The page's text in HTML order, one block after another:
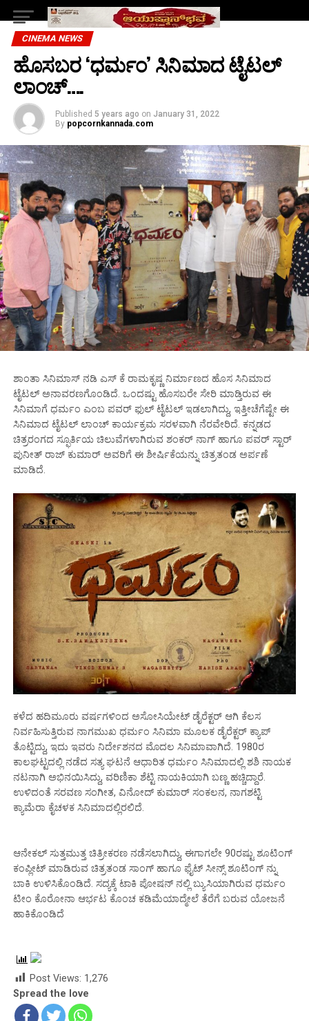
CINEMA NEWS
ಹೊಸಬರ ‘ಧರ್ಮಂ’ ಸಿನಿಮಾದ ಟೈಟಲ್
ಲಾಂಚ್….
Published 5 years ago on January 31, 2022
By popcornkannada.com
ಶಾಂತಾ ಸಿನಿಮಾಸ್ ನಡಿ ಎಸ್ ಕೆ ರಾಮಕೃಷ್ಣ ನಿರ್ಮಾಣದ ಹೊಸ ಸಿನಿಮಾದ
ಟೈಟಲ್ ಅನಾವರಣಗೊಂಡಿದೆ. ಒಂದಷ್ಟು ಹೊಸಬರೇ ಸೇರಿ ಮಾಡ್ತಿರುವ ಈ
ಸಿನಿಮಾಗೆ ಧರ್ಮಂ ಎಂಬ ಪವರ್ ಫುಲ್ ಟೈಟಲ್ ಇಡಲಾಗಿದ್ದು, ಇತ್ತೀಚೆಗೆಷ್ಟೇ ಈ
ಸಿನಿಮಾದ ಟೈಟಲ್ ಲಾಂಚ್ ಕಾರ್ಯಕ್ರಮ ಸರಳವಾಗಿ ನೆರವೇರಿದೆ. ಕನ್ನಡದ
ಚಿತ್ರರಂಗದ ಸ್ಫೂರ್ತಿಯ ಚಿಲುವೆಗಳಾಗಿರುವ ಶಂಕರ್ ನಾಗ್ ಹಾಗೂ ಪವರ್ ಸ್ಟಾರ್
ಪುನೀತ್ ರಾಜ್ ಕುಮಾರ್ ಅವರಿಗೆ ಈ ಶೀರ್ಷಿಕೆಯನ್ನು ಚಿತ್ರತಂಡ ಅರ್ಪಣೆ
ಮಾಡಿದೆ.
ಕಳೆದ ಹದಿಮೂರು ವರ್ಷಗಳಿಂದ ಅಸೋಸಿಯೇಟ್ ಡೈರೆಕ್ಟರ್ ಆಗಿ ಕೆಲಸ
ನಿರ್ವಹಿಸುತ್ತಿರುವ ನಾಗಮುಖ ಧರ್ಮಂ ಸಿನಿಮಾ ಮೂಲಕ ಡೈರೆಕ್ಟರ್ ಕ್ಯಾಪ್
ತೊಟ್ಟಿದ್ದು, ಇದು ಇವರು ನಿರ್ದೇಶನದ ಮೊದಲ ಸಿನಿಮಾವಾಗಿದೆ. 1980ರ
ಕಾಲಘಟ್ಟದಲ್ಲಿ ನಡೆದ ಸತ್ಯ ಘಟನೆ ಆಧಾರಿತ ಧರ್ಮಂ ಸಿನಿಮಾದಲ್ಲಿ ಶಶಿ ನಾಯಕ
ನಟನಾಗಿ ಅಭಿನಯಿಸಿದ್ದು, ವರಿಣಿಕಾ ಶೆಟ್ಟಿ ನಾಯಕಿಯಾಗಿ ಬಣ್ಣ ಹಚ್ಚಿದ್ದಾರೆ.
ಉಳಿದಂತೆ ಸರವಣ ಸಂಗೀತ, ವಿನೋದ್ ಕುಮಾರ್ ಸಂಕಲನ, ನಾಗಶಟ್ಟಿ
ಕ್ಯಾಮೆರಾ ಕೈಚಳಕ ಸಿನಿಮಾದಲ್ಲಿರಲಿದೆ.
ಆನೇಕಲ್ ಸುತ್ತಮುತ್ತ ಚಿತ್ರೀಕರಣ ನಡೆಸಲಾಗಿದ್ದು, ಈಗಾಗಲೇ 90ರಷ್ಟು ಶೂಟಿಂಗ್
ಕಂಪ್ಲೀಟ್ ಮಾಡಿರುವ ಚಿತ್ರತಂಡ ಸಾಂಗ್ ಹಾಗೂ ಫೈಟ್ ಸೀನ್ಸ್ ಶೂಟಿಂಗ್ ನ್ನು
ಬಾಕಿ ಉಳಿಸಿಕೊಂಡಿದೆ. ಸದ್ಯಕ್ಕೆ ಟಾಕಿ ಪೋಷನ್ ನಲ್ಲಿ ಬ್ಯುಸಿಯಾಗಿರುವ ಧರ್ಮಂ
ಟೀಂ ಕೊರೋನಾ ಆರ್ಭಟ ಕೊಂಚ ಕಡಿಮೆಯಾದ್ಮೇಲೆ ತೆರೆಗೆ ಬರುವ ಯೋಜನೆ
ಹಾಕಿಕೊಂಡಿದೆ
Post Views: 1,276
Spread the love